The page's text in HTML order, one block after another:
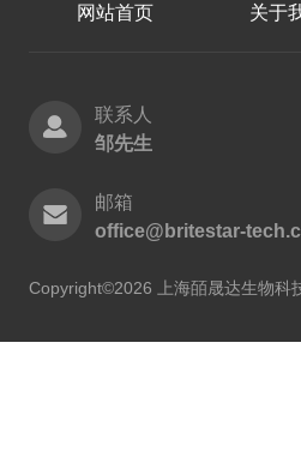
网站首页 关于
联系人
邹先生
邮箱
office@britestar-
Copyright©2026 上海皕晟达生物